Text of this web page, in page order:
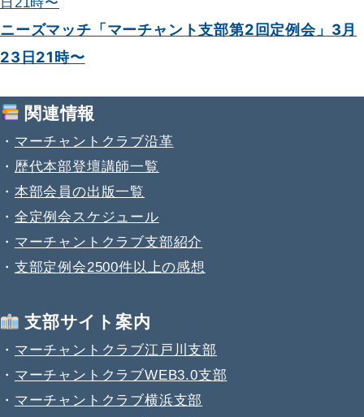
ニーズマッチ「マーチャント支部第2回定例会」3月
23日21時〜
関連情報
・ マーチャントクラブ沿革
・ 歴代本部登壇講師一覧
・ 本部会員の出版一覧
・ 全定例会スケジュール
・ マーチャントクラブ支部紹介
・ 支部定例会2500件以上の感想
支部サイト案内
・ マーチャントクラブ江戸川支部
・ マーチャントクラブWEB3.0支部
・ マーチャントクラブ横浜支部